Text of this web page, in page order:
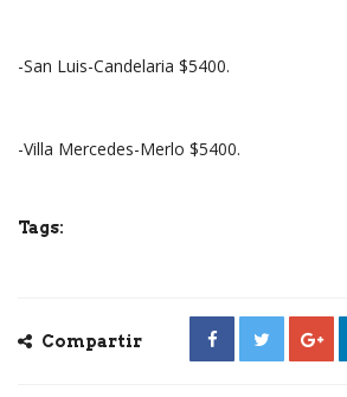
-San Luis-Candelaria $5400.
-Villa Mercedes-Merlo $5400.
Tags:
Compartir